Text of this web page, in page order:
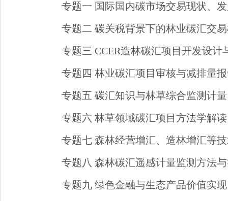
专题一 国际国内碳市场交易现状、
专题二 碳关税背景下的林业碳汇交
专题三 CCER造林碳汇项目开发设计
专题四 林业碳汇项目审核与减排量
专题五 碳汇知识与林草综合监测计量
专题六 林草领域碳汇项目方法学解读
专题七 森林经营增汇、造林增汇等
专题八 森林碳汇遥感计量监测方法
专题九 绿色金融与生态产品价值实现